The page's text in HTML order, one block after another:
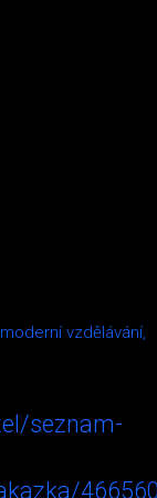
vzdělávání,
seznam-